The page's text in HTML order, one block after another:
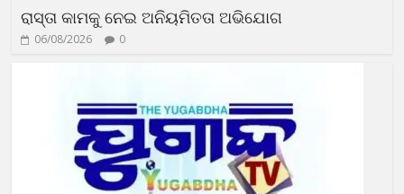
ରାସ୍ତା କାମକୁ ନେଇ ଅନିୟମିତତା ଅଭିଯୋଗ
06/08/2026 0